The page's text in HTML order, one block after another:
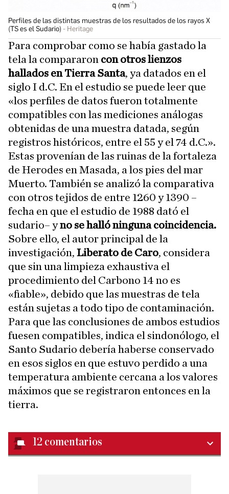
Perfiles de las distintas muestras de los resultados de los rayos X
(TS es el Sudario)
Heritage
Para comprobar como se había gastado la
tela la compararon con otros lienzos
hallados en Tierra Santa, ya datados en el
siglo I d.C. En el estudio se puede leer que
«los perfiles de datos fueron totalmente
compatibles con las mediciones análogas
obtenidas de una muestra datada, según
registros históricos, entre el 55 y el 74 d.C.».
Estas provenían de las ruinas de la fortaleza
de Herodes en Masada, a los pies del mar
Muerto. También se analizó la comparativa
con otros tejidos de entre 1260 y 1390 –
fecha en que el estudio de 1988 dató el
sudario– yno se halló ninguna coincidencia.
Sobre ello, el autor principal de la
investigación, Liberato de Caro, considera
que sin una limpieza exhaustiva el
procedimiento del Carbono 14 no es
«fiable», debido que las muestras de tela
están sujetas a todo tipo de contaminación.
Para que las conclusiones de ambos estudios
fuesen compatibles, indica el sindonólogo, el
Santo Sudario debería haberse conservado
en esos siglos en que estuvo perdido a una
temperatura ambiente cercana a los valores
máximos que se registraron entonces en la
tierra.
12 comentarios